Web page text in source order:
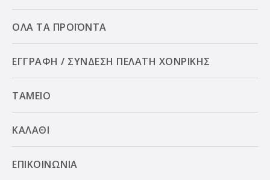
ΟΛΑ ΤΑ ΠΡΟΪΟΝΤΑ
ΕΓΓΡΑΦΗ / ΣΥΝΔΕΣΗ ΠΕΛΑΤΗ ΧΟΝΡΙΚΗΣ
ΤΑΜΕΙΟ
ΚΑΛΑΘΙ
ΕΠΙΚΟΙΝΩΝΙΑ